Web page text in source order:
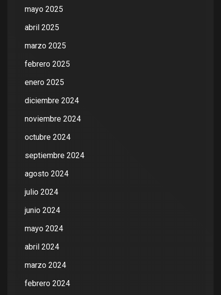
mayo 2025
abril 2025
marzo 2025
febrero 2025
enero 2025
diciembre 2024
noviembre 2024
octubre 2024
septiembre 2024
agosto 2024
julio 2024
junio 2024
mayo 2024
abril 2024
marzo 2024
febrero 2024